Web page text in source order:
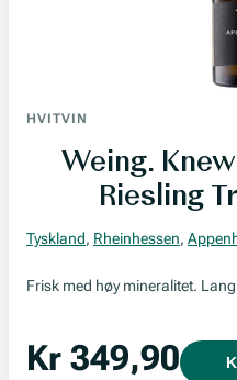
HVITVIN
Weing.
Riesling
Tyskland, Rheinhessen,
Frisk med høy mineralitet.
Kr 349,90